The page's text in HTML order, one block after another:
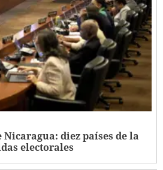
Nicaragua: diez países de la
electorales